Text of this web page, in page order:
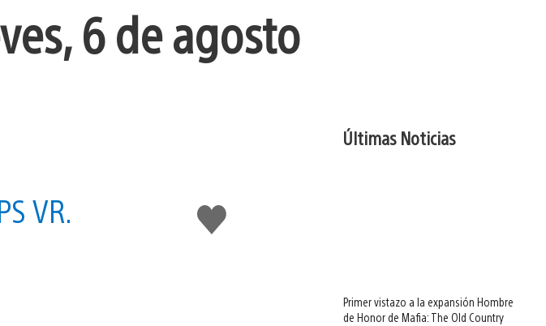
6 de agosto
Me
gusta
VR.
Últimas Noticias
Primer vistazo a la expansión Hombre
de Honor de Mafia: The Old Country